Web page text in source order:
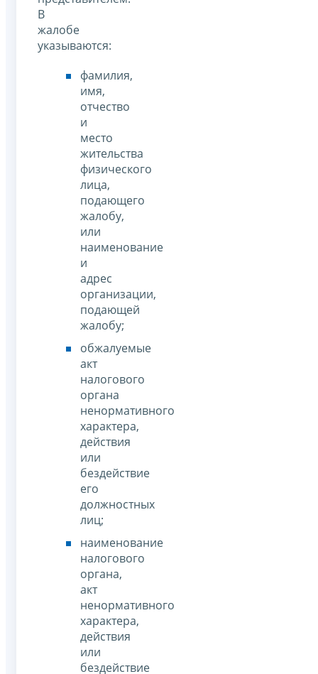
В
жалобе
указываются:
фамилия,
имя,
отчество
и
место
жительства
физического
лица,
подающего
жалобу,
или
наименование
и
адрес
организации,
подающей
жалобу;
обжалуемые
акт
налогового
органа
ненормативного
характера,
действия
или
бездействие
его
должностных
лиц;
наименование
налогового
органа,
акт
ненормативного
характера,
действия
или
бездействие